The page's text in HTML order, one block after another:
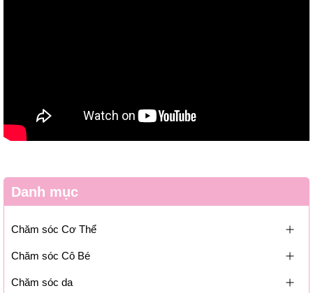
Danh mục
Chăm sóc Cơ Thể
Chăm sóc Cô Bé
Chăm sóc da